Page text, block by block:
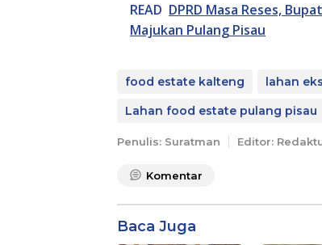
READ DPRD Masa Reses,
Majukan Pulang Pisau
food estate kalteng
lahan
Lahan food estate pulang pisau
Penulis: Suratman Editor:
Komentar
Baca Juga